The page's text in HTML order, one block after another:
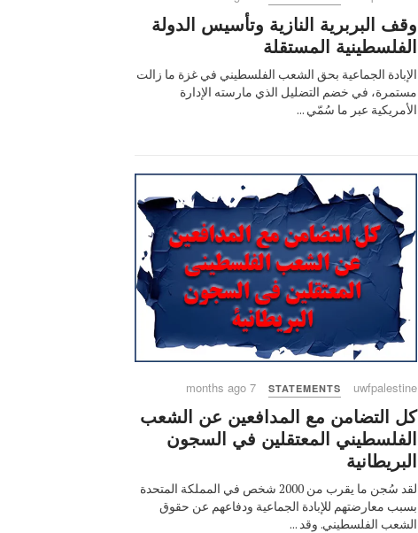
وقف البربرية النازية وتأسيس الدولة
الفلسطينية المستقلة
الإبادة الجماعية بحق الشعب الفلسطيني في غزة ما زالت
مستمرة، في خضم التضليل الذي مارسته الإدارة
الأمريكية عبر ما سُمّي ...
uwfpalestine
STATEMENTS
7 months ago
كل التضامن مع المدافعين عن الشعب
الفلسطيني المعتقلين في السجون
البريطانية
لقد سُجن ما يقرب من 2000 شخص في المملكة المتحدة
بسبب معارضتهم للإبادة الجماعية ودفاعهم عن حقوق
الشعب الفلسطيني. وقد ...